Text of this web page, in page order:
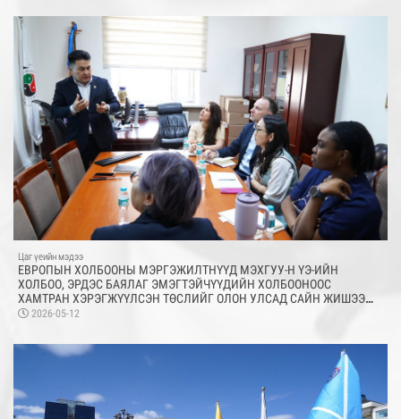
Цаг үеийн мэдээ
ЕВРОПЫН ХОЛБООНЫ МЭРГЭЖИЛТНҮҮД МЭХГУУ-Н ҮЭ-ИЙН
ХОЛБОО, ЭРДЭС БАЯЛАГ ЭМЭГТЭЙЧҮҮДИЙН ХОЛБООНООС
ХАМТРАН ХЭРЭГЖҮҮЛСЭН ТӨСЛИЙГ ОЛОН УЛСАД САЙН ЖИШЭЭ
БОЛОХУЙЦ ПРАКТИК ТӨСӨЛ БОЛСНЫГ ОНЦЛОВ
2026-05-12